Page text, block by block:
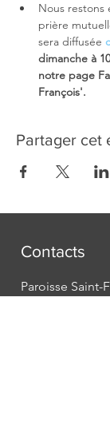
Nous restons
prière
sera diffusée
dimanche à
notre page
François'.
Partager cet
Contacts
Paroisse Saint-
Avenue Jean-